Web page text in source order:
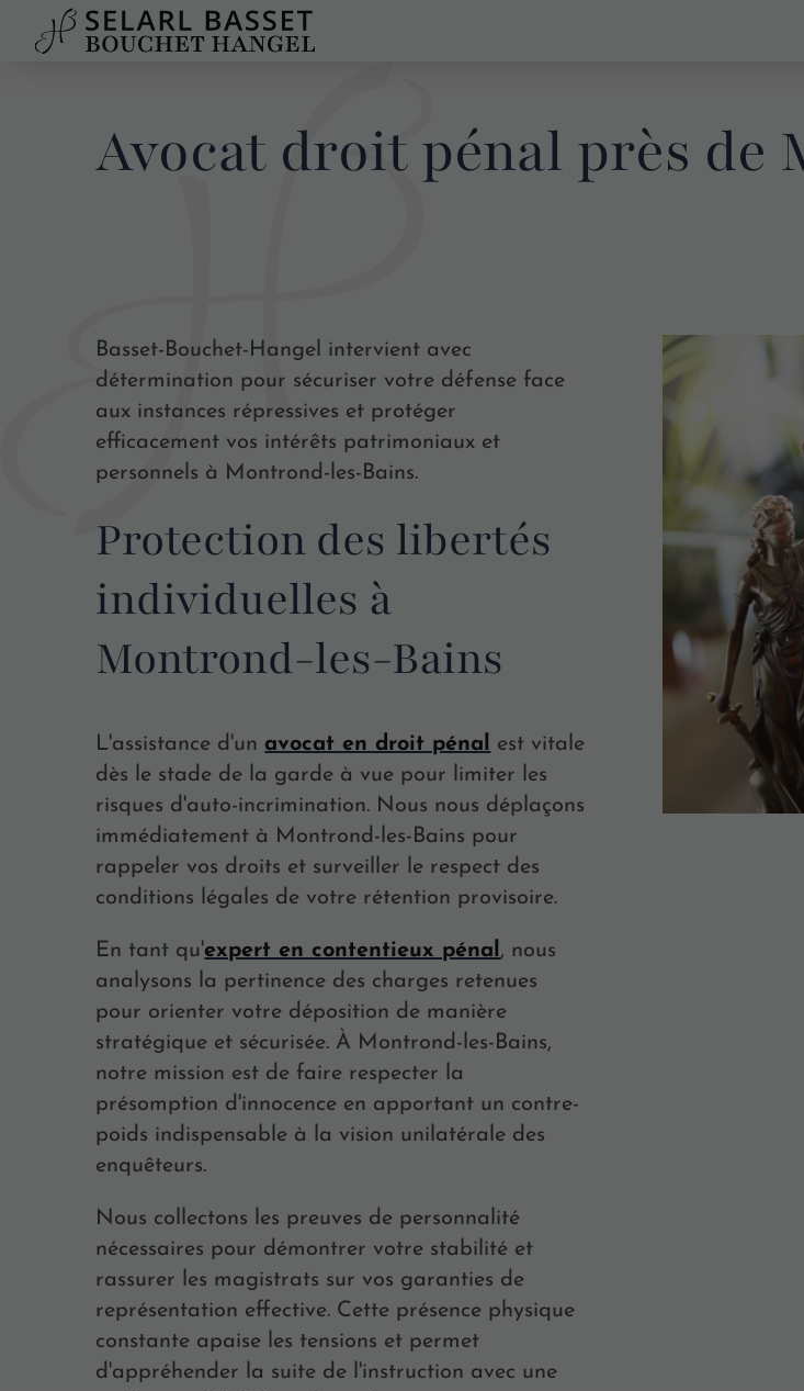
Avocat droit pénal près
Basset-Bouchet-Hangel intervient avec
détermination pour sécuriser votre défense face
aux instances répressives et protéger
efficacement vos intérêts patrimoniaux et
personnels à Montrond-les-Bains.
Protection des libertés
individuelles à
Montrond-les-Bains
L'assistance d'un avocat en droit pénal est vitale
dès le stade de la garde à vue pour limiter les
risques d'auto-incrimination. Nous nous déplaçons
immédiatement à Montrond-les-Bains pour
rappeler vos droits et surveiller le respect des
conditions légales de votre rétention provisoire.
En tant qu'expert en contentieux pénal, nous
analysons la pertinence des charges retenues
pour orienter votre déposition de manière
stratégique et sécurisée. À Montrond-les-Bains,
notre mission est de faire respecter la
présomption d'innocence en apportant un contre-
poids indispensable à la vision unilatérale des
enquêteurs.
Nous collectons les preuves de personnalité
nécessaires pour démontrer votre stabilité et
rassurer les magistrats sur vos garanties de
représentation effective. Cette présence physique
constante apaise les tensions et permet
d'appréhender la suite de l'instruction avec une